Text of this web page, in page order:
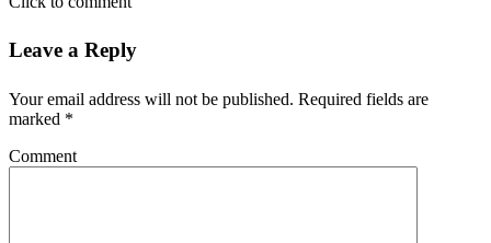
Leave a Reply
Your email address will not be published. Required fields are
marked *
Comment